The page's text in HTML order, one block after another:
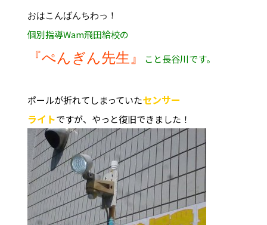
おはこんばんちわっ！
個別指導Wam飛田給校の
『ぺんぎん先生』 こと長谷川です。
ポールが折れてしまっていたセンサー
ライトですが、やっと復旧できました！